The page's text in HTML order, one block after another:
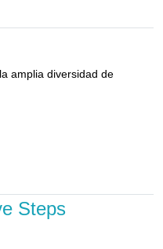
amplia diversidad de
Steps